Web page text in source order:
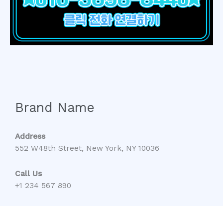
Brand Name
Address
552 W48th Street, New York, NY 10036
Call Us
+1 234 567 890